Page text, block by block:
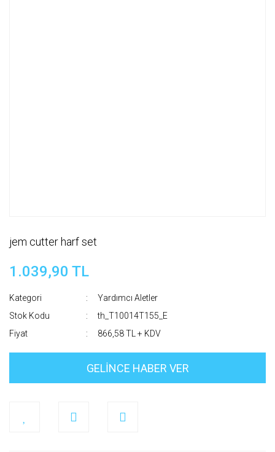
jem cutter harf set
1.039,90 TL
Kategori
Yardımcı Aletler
Stok Kodu
th_T10014T155_E
Fiyat
866,58 TL + KDV
GELİNCE HABER VER